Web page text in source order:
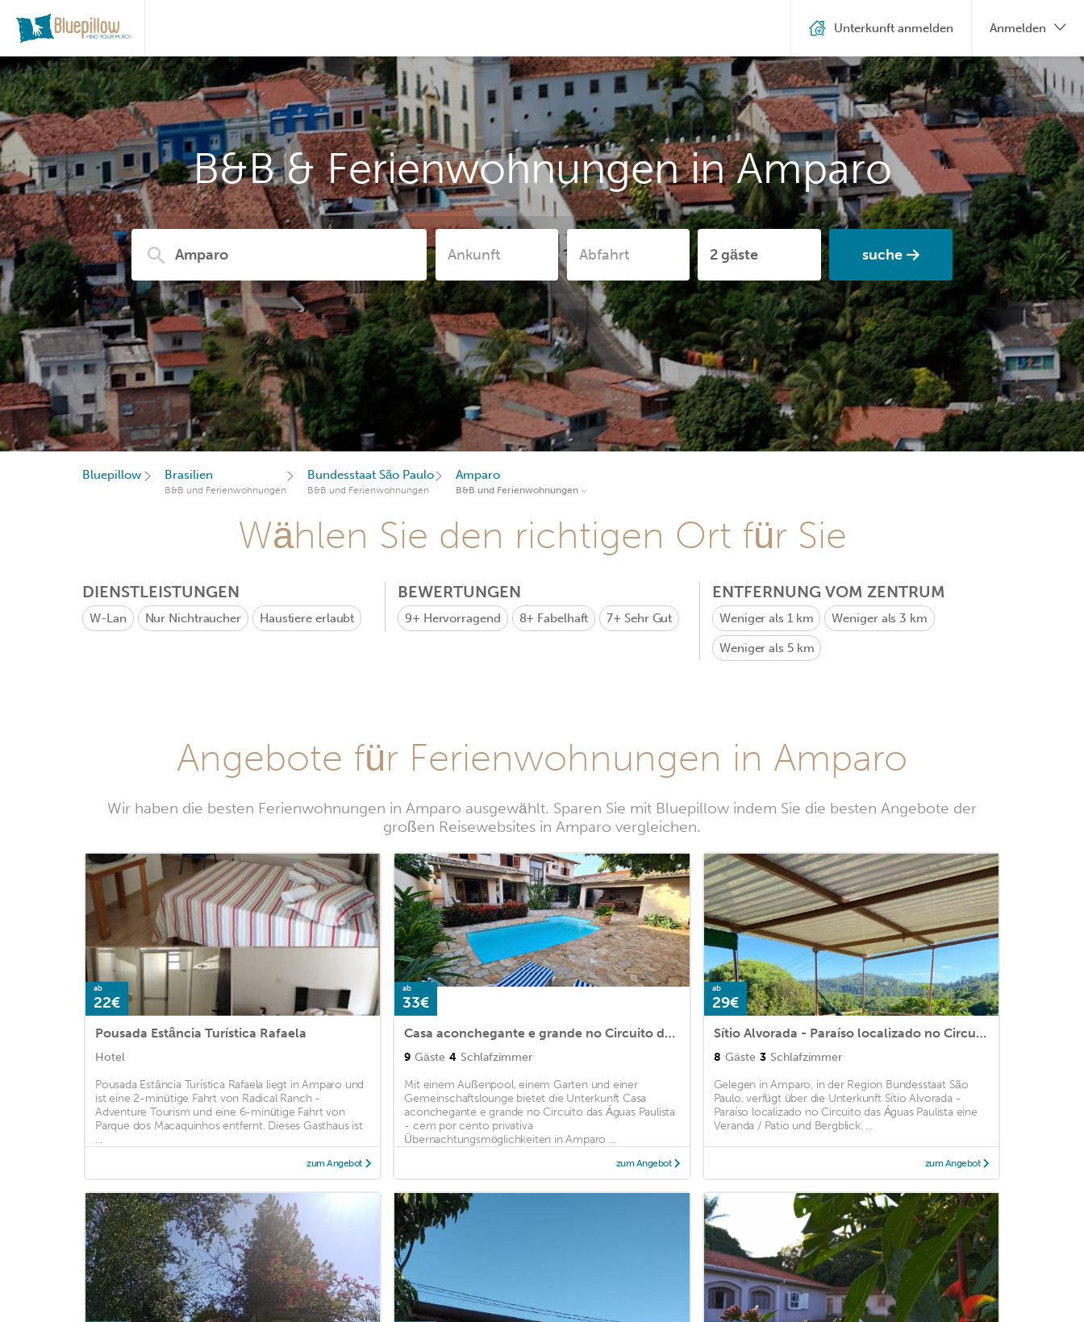
B&B & Ferienwohnungen in Amparo
suche
Unterkunft anmelden Anmelden
Bluepillow Brasilien
B&B und Ferienwohnungen
Bundesstaat São Paulo
B&B und Ferienwohnungen
Amparo
B&B und Ferienwohnungen
Wählen Sie den richtigen Ort für Sie
DIENSTLEISTUNGEN
W-Lan Nur Nichtraucher Haustiere erlaubt
BEWERTUNGEN
9+ Hervorragend 8+ Fabelhaft 7+ Sehr Gut
ENTFERNUNG VOM ZENTRUM
Weniger als 1 km Weniger als 3 km
Weniger als 5 km
Angebote für Ferienwohnungen in Amparo
Wir haben die besten Ferienwohnungen in Amparo ausgewählt. Sparen Sie mit Bluepillow indem Sie die besten Angebote der
großen Reisewebsites in Amparo vergleichen.
ab
22€
Pousada Estância Turística Rafaela
Hotel
Pousada Estância Turística Rafaela liegt in Amparo und
ist eine 2-minütige Fahrt von Radical Ranch -
Adventure Tourism und eine 6-minütige Fahrt von
Parque dos Macaquinhos entfernt. Dieses Gasthaus ist
...
zum Angebot
ab
33€
Casa aconchegante e grande no Circuito das Águas Paulista - cem por cento privativa
9 Gäste 4 Schlafzimmer
Mit einem Außenpool, einem Garten und einer
Gemeinschaftslounge bietet die Unterkunft Casa
aconchegante e grande no Circuito das Águas Paulista
- cem por cento privativa
Übernachtungsmöglichkeiten in Amparo ...
zum Angebot
ab
29€
Sítio Alvorada - Paraíso localizado no Circuito das Águas Paulista
8 Gäste 3 Schlafzimmer
Gelegen in Amparo, in der Region Bundesstaat São
Paulo, verfügt über die Unterkunft Sítio Alvorada -
Paraíso localizado no Circuito das Águas Paulista eine
Veranda / Patio und Bergblick. ...
zum Angebot